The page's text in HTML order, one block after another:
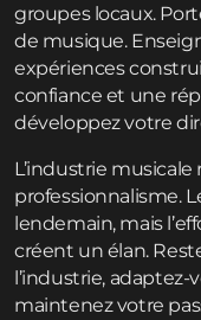
groupes locaux.
de musique.
expériences
confiance et une
développez votre
L’industrie
professionnalisme.
lendemain, mais
créent un élan.
l’industrie,
maintenez votre